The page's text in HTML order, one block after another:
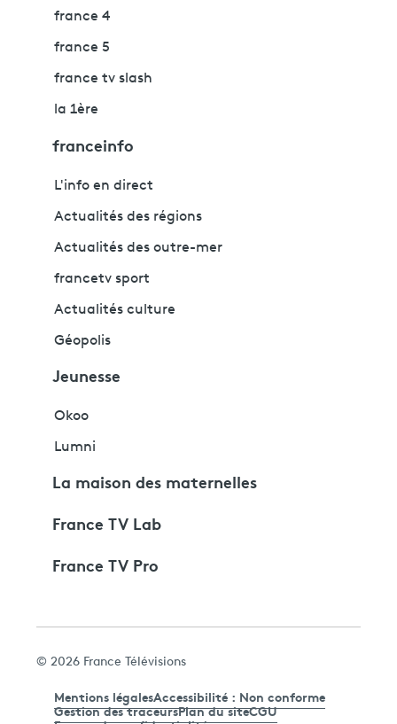
france 4
france 5
france tv slash
la 1ère
franceinfo
L'info en direct
Actualités des régions
Actualités des outre-mer
francetv sport
Actualités culture
Géopolis
Jeunesse
Okoo
Lumni
La maison des maternelles
France TV Lab
France TV Pro
© 2026 France Télévisions
Mentions légalesAccessibilité : Non conforme
Gestion des traceursPlan du siteCGU